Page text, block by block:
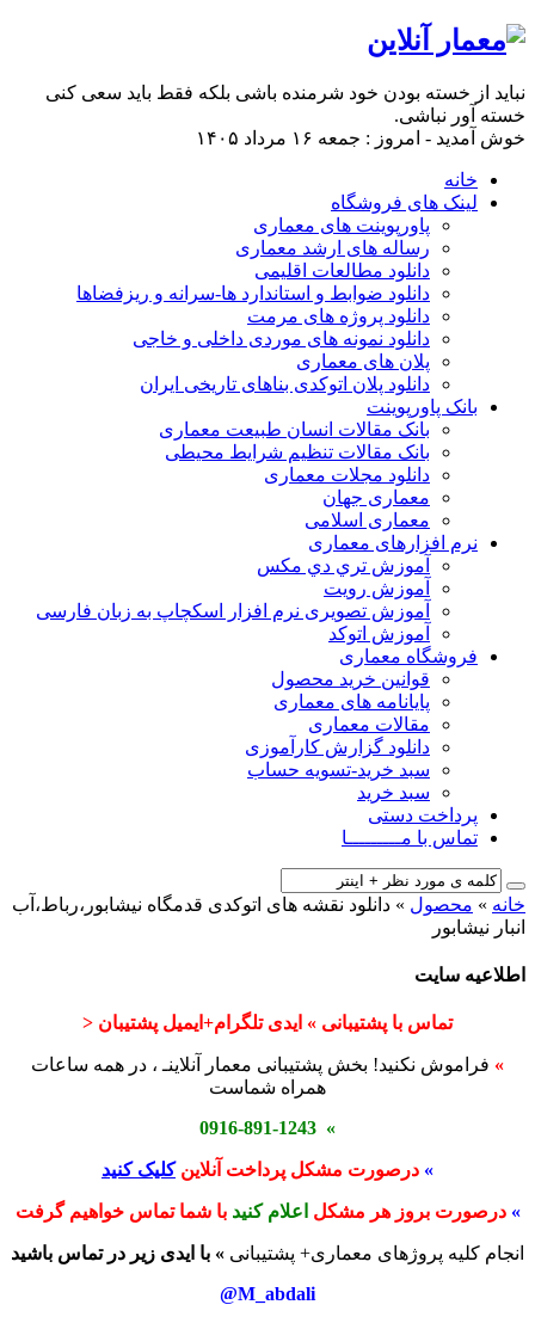
نباید از خسته بودن خود شرمنده باشی بلکه فقط باید سعی کنی
خسته آور نباشی.
خوش آمدید - امروز : جمعه ۱۶ مرداد ۱۴۰۵
خانه
لینک های فروشگاه
پاورپوینت های معماری
رساله های ارشد معماری
دانلود مطالعات اقلیمی
دانلود ضوابط و استاندارد ها-سرانه و ریزفضاها
دانلود پروژه های مرمت
دانلود نمونه های موردی داخلی و خاجی
پلان های معماری
دانلود پلان اتوکدی بناهای تاریخی ایران
بانک پاورپوینت
بانک مقالات انسان طبیعت معماری
بانک مقالات تنظیم شرایط محیطی
دانلود مجلات معماری
معماری جهان
معماری اسلامی
نرم افزارهای معماری
آﻣﻮزش ﺗﺮي دي ﻣﮑﺲ
آموزش رویت
آموزش تصویری نرم افزار اسکچاپ به زبان فارسی
آموزش اتوکد
فروشگاه معماری
قوانین خرید محصول
پایانامه های معماری
مقالات معماری
دانلود گزارش کارآموزی
سبد خرید-تسویه حساب
سبد خرید
پرداخت دستی
تماس با مـــــــــا
خانه » محصول » دانلود نقشه های اتوکدی قدمگاه نیشابور،رباط،آب
انبار نیشابور
اطلاعیه سایت
تماس با پشتیبانی » ایدی تلگرام+ایمیل پشتیبان <
» فراموش نکنید! بخش پشتیبانی معمار آنلاینـ ، در همه ساعات
همراه شماست
» 0916-891-1243
» درصورت مشکل پرداخت آنلاینکلیک کنید
» درصورت بروز هر مشکل اعلام کنید با شما تماس خواهیم گرفت
انجام کلیه پروژهای معماری+ پشتیبانی » با ایدی زیر در تماس باشید
M_abdali@